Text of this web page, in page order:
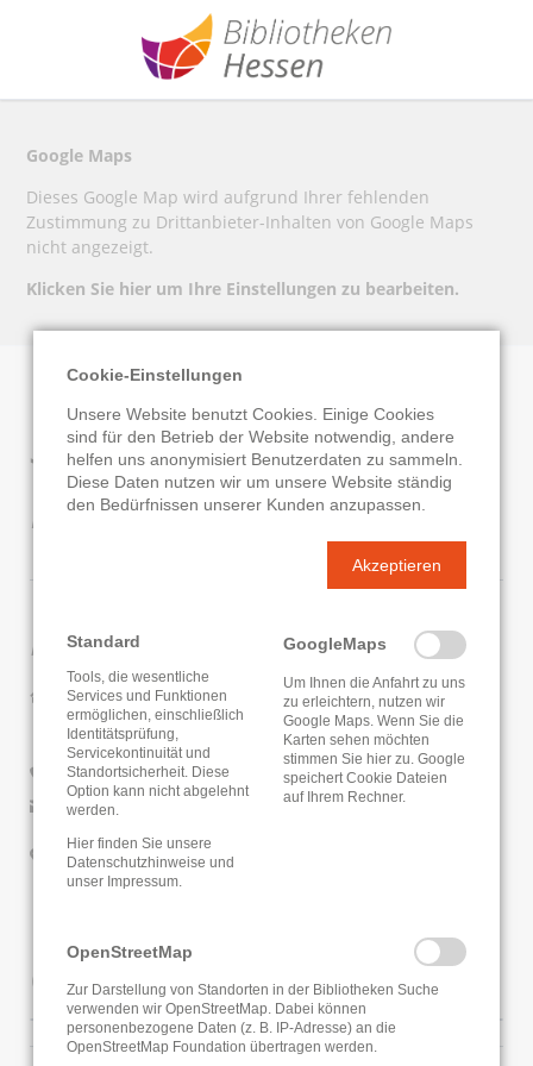
Google Maps
Dieses Google Map wird aufgrund Ihrer fehlenden
Zustimmung zu Drittanbieter-Inhalten von Google Maps
nicht angezeigt.
Klicken Sie hier um Ihre Einstellungen zu bearbeiten.
Stadtbücherei
Michelstadt
Kontaktdaten
Stadtbücherei Michelstadt
Kellerei - Einhardspforte 3
64720 Michelstadt
06061/12491
E-Mail senden
Google Routenplaner
Öffnungszeiten
Cookie-Einstellungen
Unsere Website benutzt Cookies. Einige Cookies
sind für den Betrieb der Website notwendig, andere
helfen uns anonymisiert Benutzerdaten zu sammeln.
Diese Daten nutzen wir um unsere Website ständig
den Bedürfnissen unserer Kunden anzupassen.
Akzeptieren
Standard
Tools, die wesentliche
Services und Funktionen
ermöglichen, einschließlich
Identitätsprüfung,
Servicekontinuität und
Standortsicherheit. Diese
Option kann nicht abgelehnt
werden.
Hier finden Sie unsere
Datenschutzhinweise und
unser Impressum
GoogleMaps
Um Ihnen die Anfahrt zu uns
zu erleichtern, nutzen wir
Google Maps. Wenn Sie die
Karten sehen möchten
stimmen Sie hier zu. Google
speichert Cookie Dateien
auf Ihrem Rechner.
OpenStreetMap
Zur Darstellung von Standorten in der Bibliotheken Suche
verwenden wir OpenStreetMap. Dabei können
personenbezogene Daten (z. B. IP-Adresse) an die
OpenStreetMap Foundation übertragen werden.